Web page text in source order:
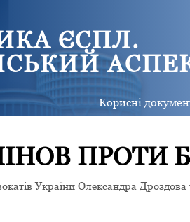
ЄСПЛ.
Корисні
ПРОТИ
України Олександра